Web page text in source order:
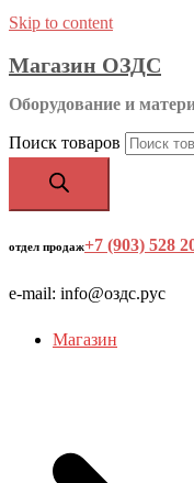
Skip to content
Магазин ОЗДС
Оборудование и
Поиск товаров
отдел продаж+7 (903) 528
e-mail: info@оздс.рус
Магазин